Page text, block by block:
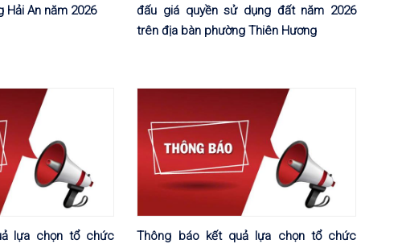
Hải An năm 2026
đấu giá quyền sử dụng đất năm 2026
trên địa bàn phường Thiên Hương
lựa chọn tổ chức
Thông báo kết quả lựa chọn tổ chức